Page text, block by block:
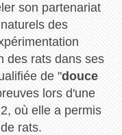
son partenariat
des
des rats dans ses
de "douce
lors d'une
où elle a permis
rats.